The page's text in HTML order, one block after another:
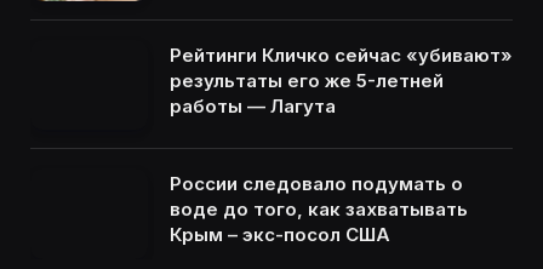
Рейтинги Кличко сейчас «убивают»
результаты его же 5-летней
работы — Лагута
России следовало подумать о
воде до того, как захватывать
Крым – экс-посол США